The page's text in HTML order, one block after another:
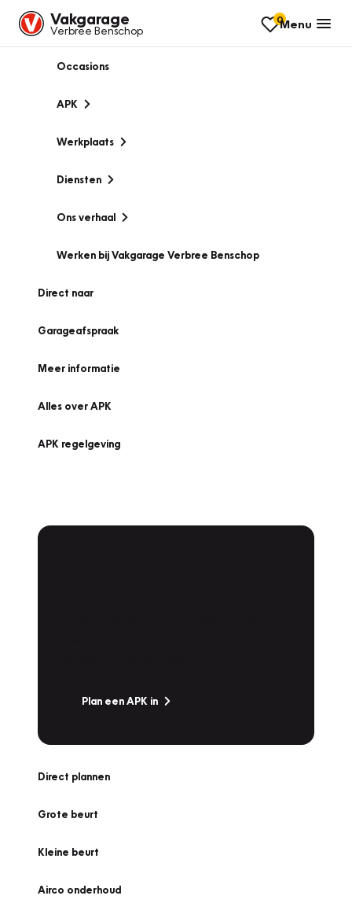
Vakgarage
Verbree Benschop
0Menu
Occasions
APK
Werkplaats
Diensten
Ons verhaal
Werken bij Vakgarage Verbree Benschop
Direct naar
Garageafspraak
Meer informatie
Alles over APK
APK regelgeving
Plan een APK in
Direct plannen
Grote beurt
Kleine beurt
Airco onderhoud